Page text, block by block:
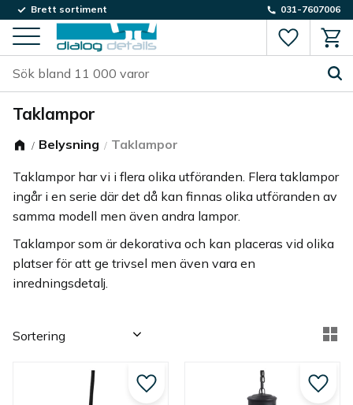
Meny
Brett sortiment 031-7607006
Taklampor
Belysning Taklampor
Taklampor har vi i flera olika utföranden. Flera taklampor
ingår i en serie där det då kan finnas olika utföranden av
samma modell men även andra lampor.
Taklampor som är dekorativa och kan placeras vid olika
platser för att ge trivsel men även vara en
inredningsdetalj.
Välj sortering
Lägg till i favoriter Lägg